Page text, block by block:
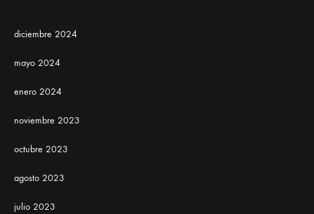
diciembre 2024
mayo 2024
enero 2024
noviembre 2023
octubre 2023
agosto 2023
julio 2023